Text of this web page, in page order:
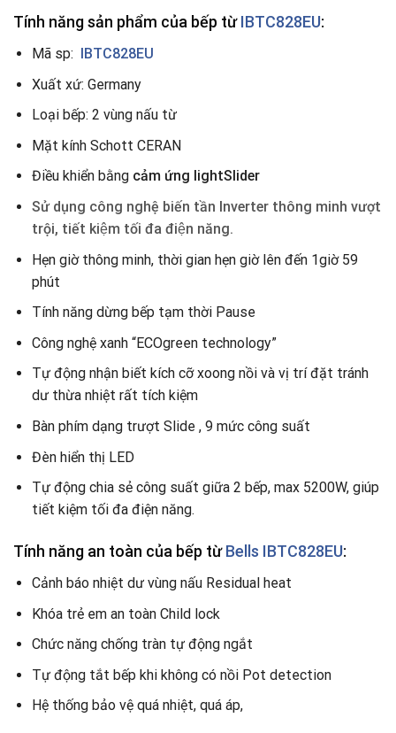
Tính năng sản phẩm của bếp từIBTC828EU:
Mã sp: IBTC828EU
Xuất xứ: Germany
Loại bếp: 2 vùng nấu từ
Mặt kính Schott CERAN
Điều khiển bằng cảm ứng lightSlider
Sử dụng công nghệ biến tần Inverter thông minh vượt
trội, tiết kiệm tối đa điện năng.
Hẹn giờ thông minh, thời gian hẹn giờ lên đến 1giờ 59
phút
Tính năng dừng bếp tạm thời Pause
Công nghệ xanh “ECOgreen technology”
Tự động nhận biết kích cỡ xoong nồi và vị trí đặt tránh
dư thừa nhiệt rất tích kiệm
Bàn phím dạng trượt Slide , 9 mức công suất
Đèn hiển thị LED
Tự động chia sẻ công suất giữa 2 bếp, max 5200W, giúp
tiết kiệm tối đa điện năng.
Tính năng an toàn của bếp từBells IBTC828EU:
Cảnh báo nhiệt dư vùng nấu Residual heat
Khóa trẻ em an toàn Child lock
Chức năng chống tràn tự động ngắt
Tự động tắt bếp khi không có nồi Pot detection
Hệ thống bảo vệ quá nhiệt, quá áp,